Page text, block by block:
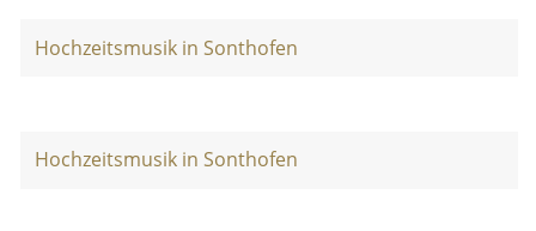
Hochzeitsmusik in Sonthofen
Hochzeitsmusik in Sonthofen